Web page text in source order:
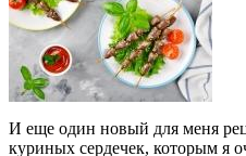
И еще один новый для меня
куриных сердечек, которым я